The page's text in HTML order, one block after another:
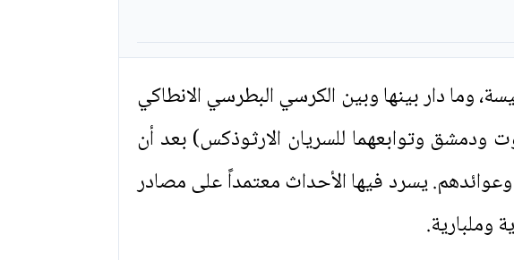
وما دار بينها وبين الكرسي البطرسي الانطاكي
وتوابعهما للسريان الارثوذكس) بعد أن
يسرد فيها الأحداث معتمداً على مصادر